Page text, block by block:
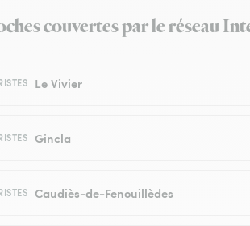
couvertes par le réseau
Le Vivier
Gincla
Caudiès-de-Fenouillèdes